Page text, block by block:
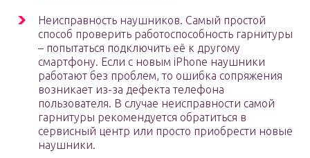
Неисправность наушников. Самый простой
способ проверить работоспособность гарнитуры
– попытаться подключить её к другому
смартфону. Если с новым iPhone наушники
работают без проблем, то ошибка сопряжения
возникает из-за дефекта телефона
пользователя. В случае неисправности самой
гарнитуры рекомендуется обратиться в
сервисный центр или просто приобрести новые
наушники.